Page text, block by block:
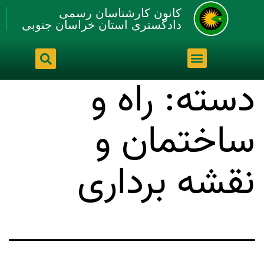
کانون کارشناسان رسمی
دادگستری استان خراسان جنوبی
دسته:راه و
ساختمان و
نقشه برداری